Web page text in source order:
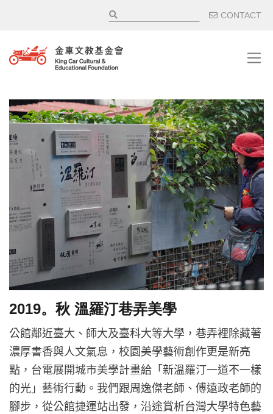
輔助選
CONTACT
2019。秋 溫羅汀巷弄美學
公館鄰近臺大、師大及臺科大等大學，巷弄裡除藏著
濃厚書香與人文氣息，校園美學藝術創作更是新亮
點，台電展開城市美學計畫給「新溫羅汀一道不一樣
的光」藝術行動。我們跟周逸傑老師、傅遠政老師的
腳步，從公館捷運站出發，沿途賞析台灣大學特色藝